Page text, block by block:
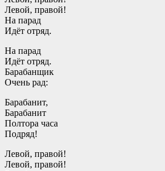
Левой, правой!
На парад
Идёт отряд.
На парад
Идёт отряд.
Барабанщик
Очень рад:
Барабанит,
Барабанит
Полтора часа
Подряд!
Левой, правой!
Левой, правой!